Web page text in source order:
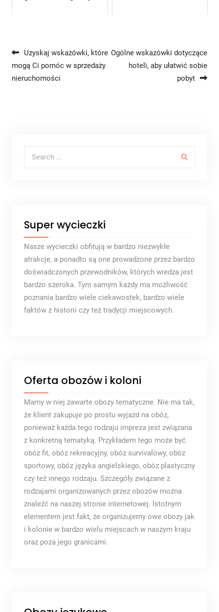
Nawigacja wpisu
Uzyskaj wskazówki, które
mogą Ci pomóc w sprzedaży
nieruchomości
Ogólne wskazówki dotyczące
hoteli, aby ułatwić sobie
pobyt
Search for:
Super wycieczki
Nasze wycieczki obfitują w bardzo niezwykłe
atrakcje, a ponadto są one prowadzone przez bardzo
doświadczonych przewodników, których wiedza jest
bardzo szeroka. Tym samym każdy ma możliwość
poznania bardzo wiele ciekawostek, bardzo wiele
faktów z historii czy też tradycji miejscowych.
Oferta obozów i koloni
Mamy w niej zawarte obozy tematyczne. Nie ma tak,
że klient zakupuje po prostu wyjazd na obóz,
ponieważ każda tego rodzaju impreza jest związana
z konkretną tematyką. Przykładem tego może być
obóz fit, obóz rekreacyjny, obóz survivalowy, obóz
sportowy, obóz języka angielskiego, obóz plastyczny
czy też innego rodzaju. Szczegóły związane z
rodzajami organizowanych przez obozów można
znaleźć na naszej stronie internetowej. Istotnym
elementem jest fakt, że organizujemy owe obozy jak
i kolonie w bardzo wielu miejscach w naszym kraju
oraz poza jego granicami.